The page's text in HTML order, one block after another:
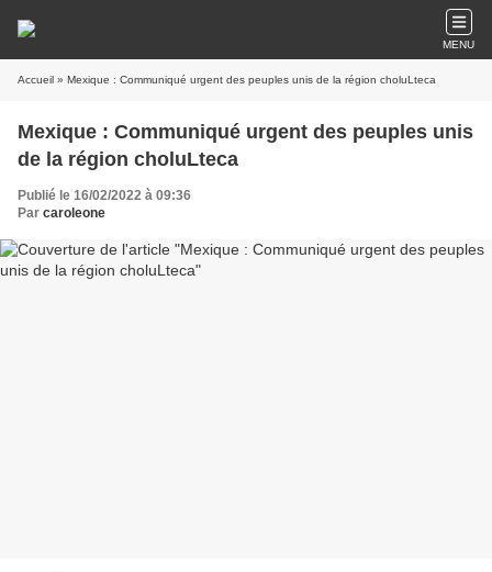
MENU
Accueil » Mexique : Communiqué urgent des peuples unis de la région choluLteca
Mexique : Communiqué urgent des peuples unis
de la région choluLteca
Publié le 16/02/2022 à 09:36
Par caroleone